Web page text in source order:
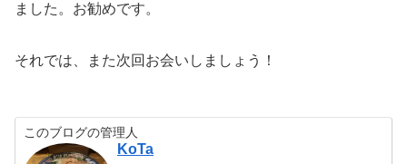
ました。お勧めです。
それでは、また次回お会いしましょう！
このブログの管理人
KoTa